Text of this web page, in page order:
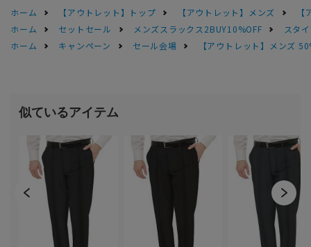
ホーム 【アウトレット】トップ 【アウトレット】メンズ
ホーム
セットセール メンズスラックス2BUY10%OFF
スタ
ホーム
キャンペーン セール会場 【アウトレット】メンズ